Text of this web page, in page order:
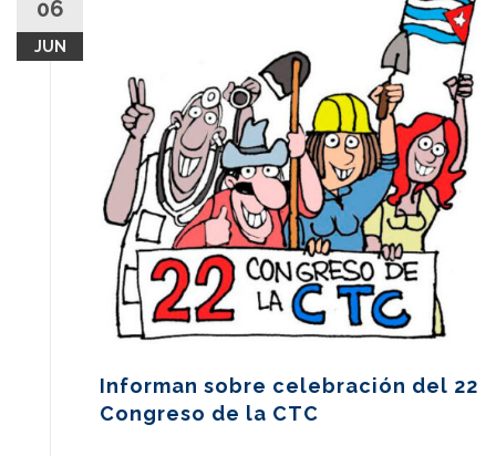
content
06
JUN
Informan sobre celebración del 22
Congreso de la CTC